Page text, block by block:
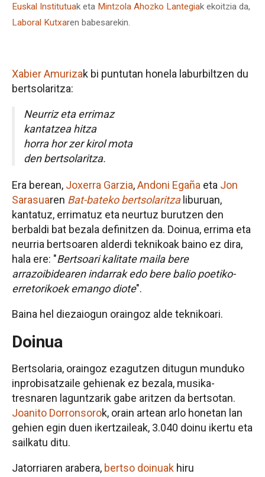
Euskal Institutuak eta Mintzola Ahozko Lantegiak ekoitzia da,
Laboral Kutxaren babesarekin.
Xabier Amurizak bi puntutan honela laburbiltzen du
bertsolaritza:
Neurriz eta errimaz
kantatzea hitza
horra hor zer kirol mota
den bertsolaritza.
Era berean, Joxerra Garzia,Andoni Egaña eta Jon
Sarasuaren Bat-bateko bertsolaritzaliburuan,
kantatuz, errimatuz eta neurtuz burutzen den
berbaldi bat bezala definitzen da. Doinua, errima eta
neurria bertsoaren alderdi teknikoak baino ez dira,
hala ere: "Bertsoari kalitate maila bere
arrazoibidearen indarrak edo bere balio poetiko-
erretorikoek emango diote".
Baina hel diezaiogun oraingoz alde teknikoari.
Doinua
Bertsolaria, oraingoz ezagutzen ditugun munduko
inprobisatzaile gehienak ez bezala, musika-
tresnaren laguntzarik gabe aritzen da bertsotan.
Joanito Dorronsorok, orain artean arlo honetan lan
gehien egin duen ikertzaileak, 3.040 doinu ikertu eta
sailkatu ditu.
Jatorriaren arabera, bertso doinuak hiru